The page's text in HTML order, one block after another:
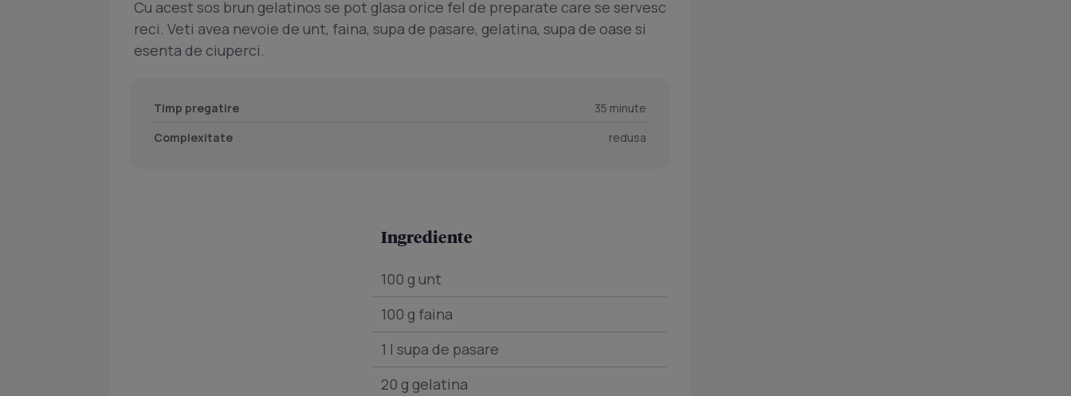
Cu acest sos brun gelatinos se pot glasa orice fel de preparate care se servesc
reci. Veti avea nevoie de unt, faina, supa de pasare, gelatina, supa de oase si
esenta de ciuperci.
Timp pregatire
35 minute
Complexitate
redusa
Ingrediente
100 g unt
100 g faina
1 l supa de pasare
20 g gelatina